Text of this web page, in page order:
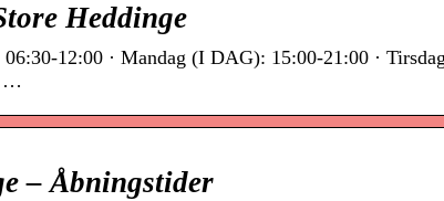
Heddinge
12:00 · Mandag (I DAG): 15:00-21:00 ·
…
– Åbningstider